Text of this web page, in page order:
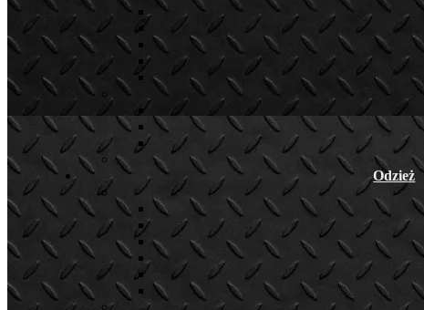
Odzież